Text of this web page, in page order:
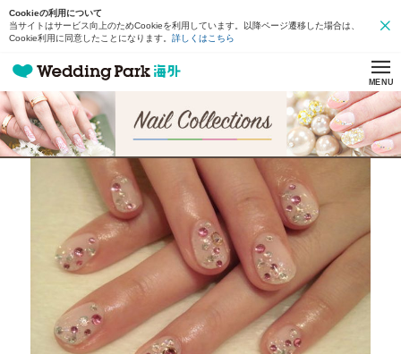
Cookieの利用について
当サイトはサービス向上のためCookieを利用しています。以降ページ遷移した場合は、
Cookie利用に同意したことになります。 詳しくはこちら
MENU